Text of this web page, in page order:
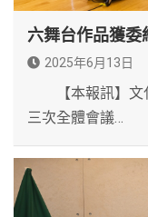
六舞台作品獲委
2025年6月13日
【本報訊】文
三次全體會議…